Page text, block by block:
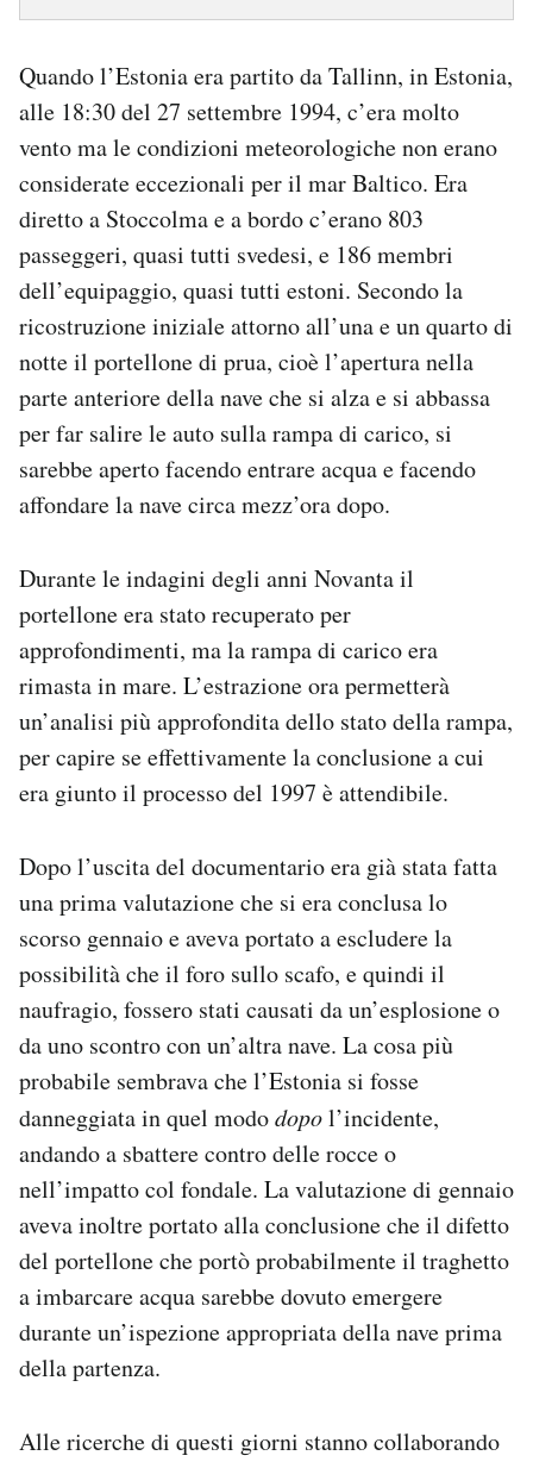
Quando l’Estonia era partito da Tallinn, in Estonia,
alle 18:30 del 27 settembre 1994, c’era molto
vento ma le condizioni meteorologiche non erano
considerate eccezionali per il mar Baltico. Era
diretto a Stoccolma e a bordo c’erano 803
passeggeri, quasi tutti svedesi, e 186 membri
dell’equipaggio, quasi tutti estoni. Secondo la
ricostruzione iniziale attorno all’una e un quarto di
notte il portellone di prua, cioè l’apertura nella
parte anteriore della nave che si alza e si abbassa
per far salire le auto sulla rampa di carico, si
sarebbe aperto facendo entrare acqua e facendo
affondare la nave circa mezz’ora dopo.
Durante le indagini degli anni Novanta il
portellone era stato recuperato per
approfondimenti, ma la rampa di carico era
rimasta in mare. L’estrazione ora permetterà
un’analisi più approfondita dello stato della rampa,
per capire se effettivamente la conclusione a cui
era giunto il processo del 1997 è attendibile.
Dopo l’uscita del documentario era già stata fatta
una prima valutazione che si era conclusa lo
scorso gennaio e aveva portato a escludere la
possibilità che il foro sullo scafo, e quindi il
naufragio, fossero stati causati da un’esplosione o
da uno scontro con un’altra nave. La cosa più
probabile sembrava che l’Estonia si fosse
danneggiata in quel mododopol’incidente,
andando a sbattere contro delle rocce o
nell’impatto col fondale. La valutazione di gennaio
aveva inoltre portato alla conclusione che il difetto
del portellone che portò probabilmente il traghetto
a imbarcare acqua sarebbe dovuto emergere
durante un’ispezione appropriata della nave prima
della partenza.
Alle ricerche di questi giorni stanno collaborando